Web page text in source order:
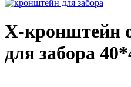
X-кронштейн
для забора